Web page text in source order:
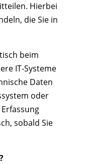
Hierbei
die Sie in
beim
IT-Systeme
Daten
oder
sobald Sie